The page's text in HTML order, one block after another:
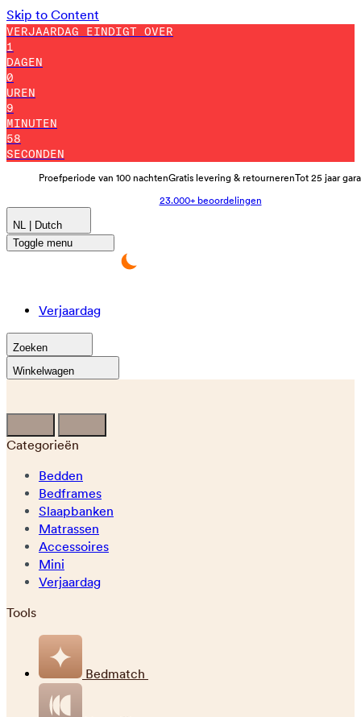
Skip to Content
VERJAARDAG EINDIGT OVER
1
DAGEN
0
UREN
9
MINUTEN
48
SECONDEN
Proefperiode van 100 nachtenGratis levering & retournerenTot 25 jaar
23.000+ beoordelingen
NL | Dutch
Toggle menu
Verjaardag
Zoeken
Winkelwagen
Categorieën
Bedden
Bedframes
Slaapbanken
Matrassen
Accessoires
Mini
Verjaardag
Tools
Bedmatch